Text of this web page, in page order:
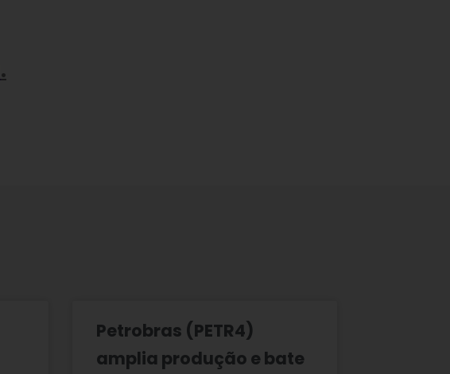
.
Petrobras (PETR4)
amplia produção e bate